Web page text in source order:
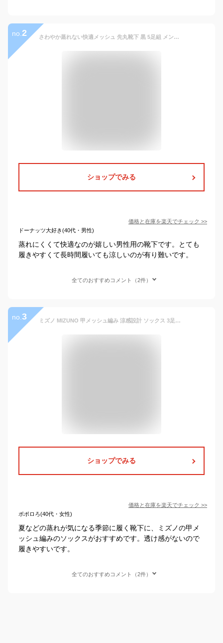
no. 2 さわやか蒸れない快適メッシュ 先丸靴下 黒 5足組 メンズ ソックス 25～27cm 高級コーマ綿糸使用でソフトな履き心地 軍足 KM773 | 靴下 紳士 夏用 メッシュ 綿 送料無料 メンズ靴下 涼しい 安全靴 作業用 通気性 まとめ買い セット
ショップでみる
価格と在庫を楽天でチェック >>
ドーナッツ大好き(40代・男性)
蒸れにくくて快適なのが嬉しい男性用の靴下です。とても
履きやすくて長時間履いても涼しいのが有り難いです。
全てのおすすめコメント（2件）
no. 3 ミズノ MIZUNO 甲メッシュ編み 涼感設計 ソックス 3足組 メンズ ショートソックス 3P 靴下 正規品【Z6B】【パケ3】
ショップでみる
価格と在庫を楽天でチェック >>
ポポロろ(40代・女性)
夏などの蒸れが気になる季節に履く靴下に、ミズノの甲メ
ッシュ編みのソックスがおすすめです。透け感がないので
履きやすいです。
全てのおすすめコメント（2件）